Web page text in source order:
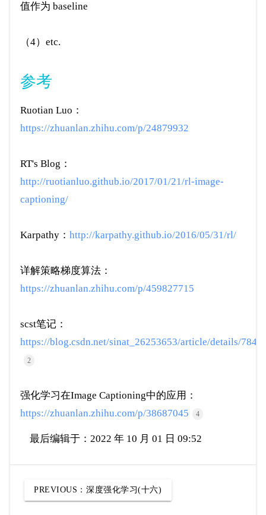
值作为 baseline
（4）etc.
参考
Ruotian Luo：
https://zhuanlan.zhihu.com/p/24879932
RT's Blog：
http://ruotianluo.github.io/2017/01/21/rl-image-
captioning/
Karpathy： http://karpathy.github.io/2016/05/31/rl/
详解策略梯度算法：
https://zhuanlan.zhihu.com/p/459827715
scst笔记：
https://blog.csdn.net/sinat_26253653/article/details/
2
强化学习在Image Captioning中的应用：
https://zhuanlan.zhihu.com/p/38687045
4
最后编辑于：2022 年 10 月 01 日 09:52
PREVIOUS： 深度强化学习(十六)